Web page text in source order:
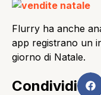
Flurry ha anche
app registrano un
giorno di Natale.
Condividi